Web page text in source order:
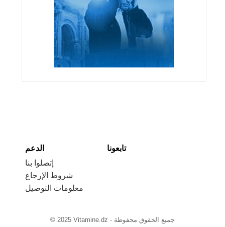
الدعم
إتصلوا بنا
شروط الإرجاع
معلومات التوصيل
تابعونا
© 2025 Vitamine.dz - جميع الحقوق محفوظة